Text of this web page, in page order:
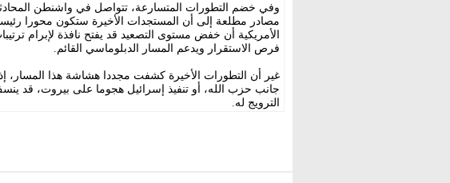
وفي خضم التطورات المتسارعة، تتواصل في واشنطن
مصادر مطلعة إلى أن المستجدات الأخيرة ستكون محورا رئيسيا
الأمريكية أن خفض مستوى التصعيد قد يفتح نافذة لإبرام
فرص الاستقرار ويدعم المسار الدبلوماسي القائم.
غير أن التطورات الأخيرة كشفت مجددا هشاشة هذا المسار،
جانب حزب الله، أو تنفيذ إسرائيل هجوما على بيروت، قد
الترويج له.